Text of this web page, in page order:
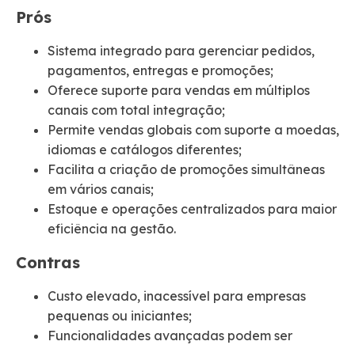
Prós
Sistema integrado para gerenciar pedidos,
pagamentos, entregas e promoções;
Oferece suporte para vendas em múltiplos
canais com total integração;
Permite vendas globais com suporte a moedas,
idiomas e catálogos diferentes;
Facilita a criação de promoções simultâneas
em vários canais;
Estoque e operações centralizados para maior
eficiência na gestão.
Contras
Custo elevado, inacessível para empresas
pequenas ou iniciantes;
Funcionalidades avançadas podem ser